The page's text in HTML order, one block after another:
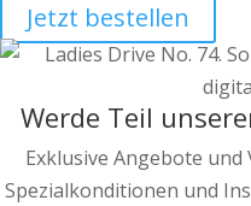
Jetzt bestellen
Werde Teil
Exklusive Angebote
Spezialkonditionen und